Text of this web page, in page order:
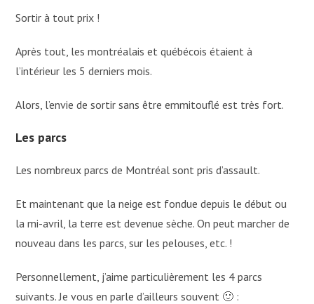
Sortir à tout prix !
Après tout, les montréalais et québécois étaient à
l’intérieur les 5 derniers mois.
Alors, l’envie de sortir sans être emmitouflé est très fort.
Les parcs
Les nombreux parcs de Montréal sont pris d’assault.
Et maintenant que la neige est fondue depuis le début ou
la mi-avril, la terre est devenue sèche. On peut marcher de
nouveau dans les parcs, sur les pelouses, etc. !
Personnellement, j’aime particulièrement les 4 parcs
suivants. Je vous en parle d’ailleurs souvent 🙂 :